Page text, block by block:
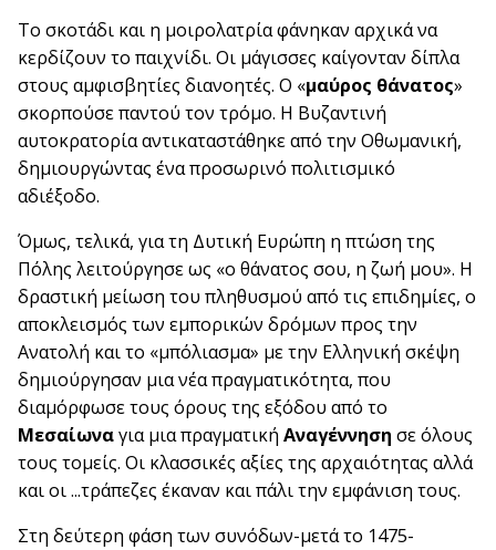
Το σκοτάδι και η μοιρολατρία φάνηκαν αρχικά να
κερδίζουν το παιχνίδι. Οι μάγισσες καίγονταν δίπλα
στους αμφισβητίες διανοητές. Ο «μαύρος θάνατος»
σκορπούσε παντού τον τρόμο. Η Βυζαντινή
αυτοκρατορία αντικαταστάθηκε από την Οθωμανική,
δημιουργώντας ένα προσωρινό πολιτισμικό
αδιέξοδο.
Όμως, τελικά, για τη Δυτική Ευρώπη η πτώση της
Πόλης λειτούργησε ως «ο θάνατος σου, η ζωή μου». Η
δραστική μείωση του πληθυσμού από τις επιδημίες, ο
αποκλεισμός των εμπορικών δρόμων προς την
Ανατολή και το «μπόλιασμα» με την Ελληνική σκέψη
δημιούργησαν μια νέα πραγματικότητα, που
διαμόρφωσε τους όρους της εξόδου από το
Μεσαίωναγια μια πραγματική Αναγέννηση σε όλους
τους τομείς. Οι κλασσικές αξίες της αρχαιότητας αλλά
και οι ...τράπεζες έκαναν και πάλι την εμφάνιση τους.
Στη δεύτερη φάση των συνόδων-μετά το 1475-